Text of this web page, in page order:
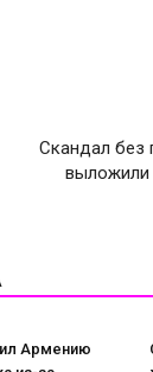
Скандал без
выложили
Армению